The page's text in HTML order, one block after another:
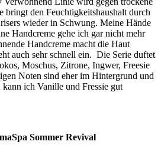
bringt den Feuchtigkeitshaushalt durch
wieder in Schwung. Meine Hände
Handcreme gehe ich gar nicht mehr
Handcreme macht die Haut
auch sehr schnell ein. Die Serie duftet
Moschus, Zitrone, Ingwer, Freesie
Noten sind eher im Hintergrund und
ich Vanille und Fressie gut
Sommer Revival